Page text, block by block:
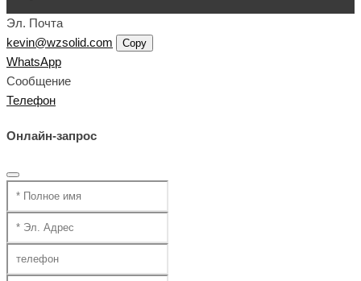
Эл. Почта
kevin@wzsolid.com
Copy
WhatsApp
Сообщение
Телефон
Онлайн-запрос